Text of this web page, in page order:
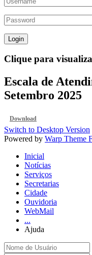
Clique para
Escala de
Setembro 2025
Download
Switch to Desktop Version
Powered by Warp Theme
Inicial
Notícias
Serviços
Secretarias
Cidade
Ouvidoria
WebMail
...
Ajuda